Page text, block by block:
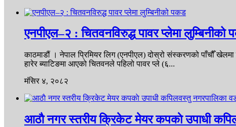
एनपीएल–२ : चितवनविरुद्ध पावर प्लेमा लुम्बिनीको
काठमाडौं । नेपाल प्रिमियर लिग (एनपीएल) दोस्रो संस्करणको पाँचौँ खेलमा
हारेर ब्याटिङमा आएको चितवनले पहिलो पावर प्ले (६...
मंसिर ४, २०८२
आठाै नगर स्तरीय क्रिकेट मेयर कपकाे उपाधी